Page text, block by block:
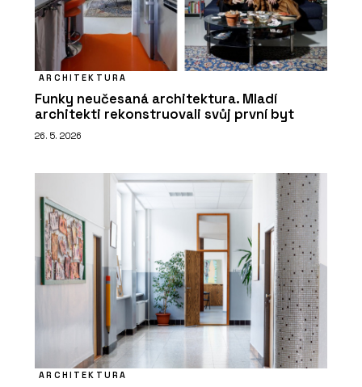
ARCHITEKTURA
Funky neučesaná architektura. Mladí
architekti rekonstruovali svůj první byt
26. 5. 2026
ARCHITEKTURA